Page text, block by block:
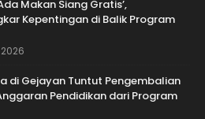
Makan Siang Gratis’,
Kepentingan di Balik Program
di Gejayan Tuntut Pengembalian
Pendidikan dari Program